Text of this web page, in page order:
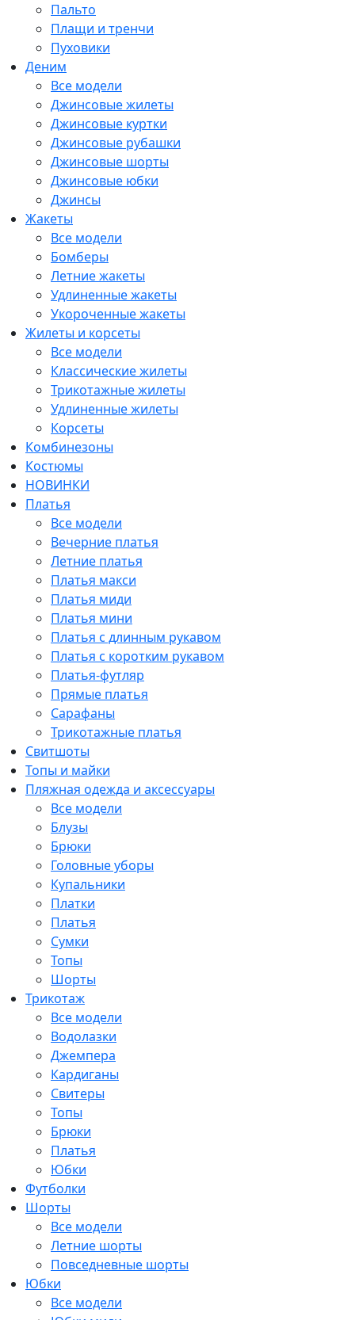
Пальто
Плащи и тренчи
Пуховики
Деним
Все модели
Джинсовые жилеты
Джинсовые куртки
Джинсовые рубашки
Джинсовые шорты
Джинсовые юбки
Джинсы
Жакеты
Все модели
Бомберы
Летние жакеты
Удлиненные жакеты
Укороченные жакеты
Жилеты и корсеты
Все модели
Классические жилеты
Трикотажные жилеты
Удлиненные жилеты
Корсеты
Комбинезоны
Костюмы
НОВИНКИ
Платья
Все модели
Вечерние платья
Летние платья
Платья макси
Платья миди
Платья мини
Платья с длинным рукавом
Платья с коротким рукавом
Платья-футляр
Прямые платья
Сарафаны
Трикотажные платья
Свитшоты
Топы и майки
Пляжная одежда и аксессуары
Все модели
Блузы
Брюки
Головные уборы
Купальники
Платки
Платья
Сумки
Топы
Шорты
Трикотаж
Все модели
Водолазки
Джемпера
Кардиганы
Свитеры
Топы
Брюки
Платья
Юбки
Футболки
Шорты
Все модели
Летние шорты
Повседневные шорты
Юбки
Все модели